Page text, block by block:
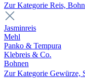
Zur Kategorie Reis,
Jasminreis
Mehl
Panko & Tempura
Klebreis & Co.
Bohnen
Zur Kategorie Gewürze,